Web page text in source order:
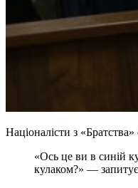
Націоналісти з
«Ось це ви в синій
кулаком?» —